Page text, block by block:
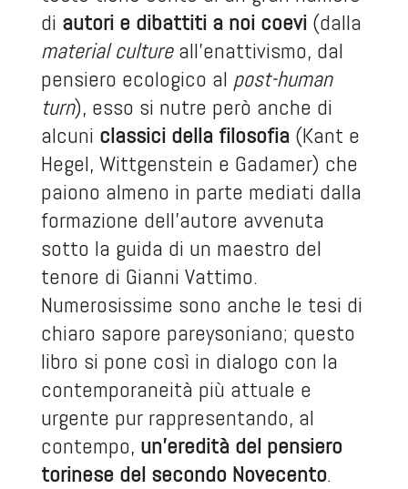
di autori e dibattiti a noi coevi(dalla
material cultureall’enattivismo, dal
pensiero ecologico al post-human
turn), esso si nutre però anche di
alcuni classici della filosofia(Kant e
Hegel, Wittgenstein e Gadamer) che
paiono almeno in parte mediati dalla
formazione dell’autore avvenuta
sotto la guida di un maestro del
tenore di Gianni Vattimo.
Numerosissime sono anche le tesi di
chiaro sapore pareysoniano; questo
libro si pone così in dialogo con la
contemporaneità più attuale e
urgente pur rappresentando, al
contempo, un’eredità del pensiero
torinese del secondo Novecento.